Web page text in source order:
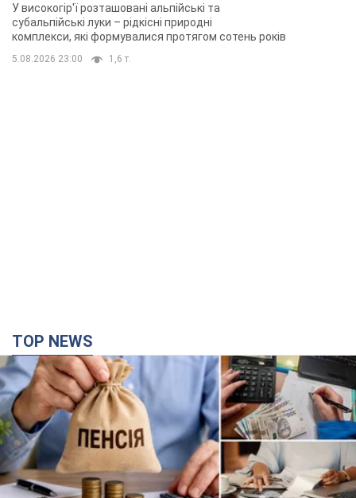
У високогір'ї розташовані альпійські та
субальпійські луки – рідкісні природні
комплекси, які формувалися протягом сотень років
5.08.2026 23:00 1,6 т.
TOP NEWS